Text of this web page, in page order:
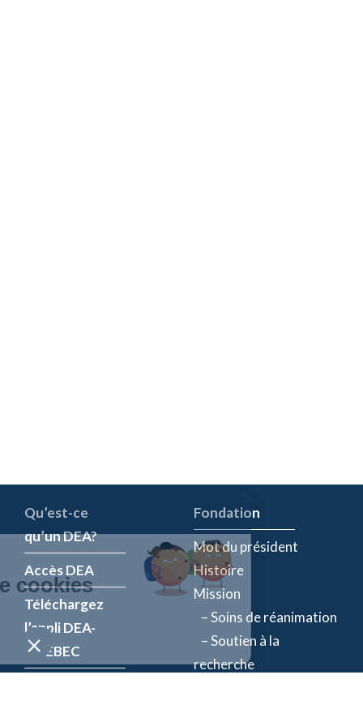
Qu’est-ce
qu’un DEA?
Accès DEA
Téléchargez
l’appli DEA-
QUÉBEC
Fondation
Mot du président
Histoire
Mission
– Soins de réanimation
– Soutien à la
recherche